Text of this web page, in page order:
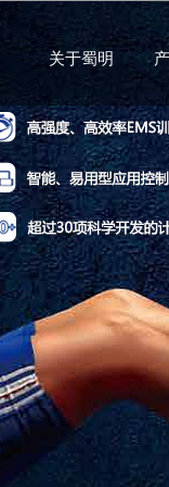
关于蜀明